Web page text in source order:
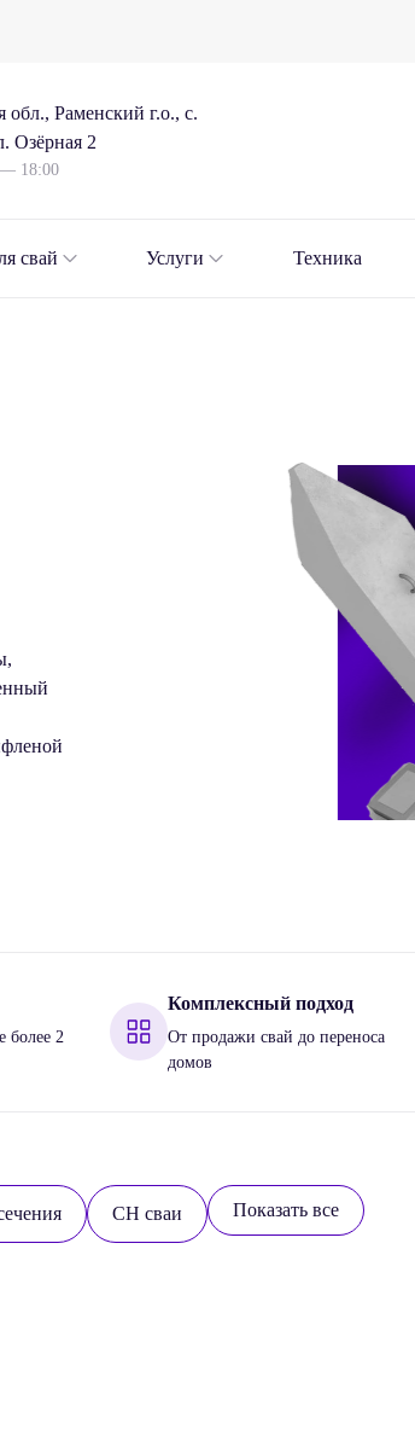
обл., Раменский г.о., с.
Озёрная 2
18:00
свай Услуги Техника
более 2
Комплексный подход
От продажи свай до переноса
домов
СН сваи Показать все